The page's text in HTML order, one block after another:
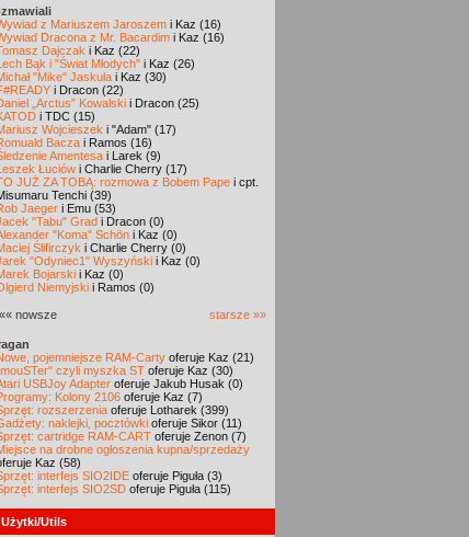
z Mariuszem Jaroszem i Kaz (16)
Dracona z Mr. Bacardim i Kaz (16)
Dajczak i Kaz (22)
Bąk i "Świat Młodych" i Kaz (26)
"Mike" Jaskuła i Kaz (30)
i Dracon (22)
„Arctus” Kowalski i Dracon (25)
i TDC (15)
Wojcieszek i "Adam" (17)
Bacza i Ramos (16)
Amentesa i Larek (9)
Łuciów i Charlie Cherry (17)
JUŻ ZA TOBĄ: rozmowa z Bobem Pape i cpt.
Tenchi (39)
Jaeger i Emu (53)
"Tabu" Grad i Dracon (0)
"Koma" Schön i Kaz (0)
Ślifirczyk i Charlie Cherry (0)
"Odyniec1" Wyszyński i Kaz (0)
Bojarski i Kaz (0)
Niemyjski i Ramos (0)
«« nowsze starsze »»
pojemniejsze RAM-Carty oferuje Kaz (21)
czyli myszka ST oferuje Kaz (30)
USBJoy Adapter oferuje Jakub Husak (0)
Kolony 2106 oferuje Kaz (7)
rozszerzenia oferuje Lotharek (399)
naklejki, pocztówki oferuje Sikor (11)
cartridge RAM-CART oferuje Zenon (7)
na drobne ogłoszenia kupna/sprzedaży
Kaz (58)
interfejs SIO2IDE oferuje Piguła (3)
interfejs SIO2SD oferuje Piguła (115)
Użytki/Utils